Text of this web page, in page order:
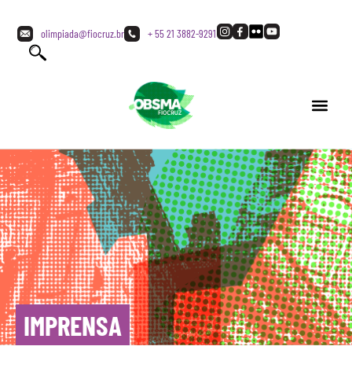
olimpiada@fiocruz.br + 55 21 3882-9291
IMPRENSA